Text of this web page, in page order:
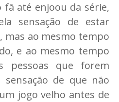
fã até enjoou da série,
sensação de estar
mas ao mesmo tempo
e ao mesmo tempo
pessoas que forem
de que não
jogo velho antes de